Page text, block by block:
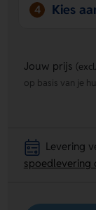
4 Kies
Jouw prijs
op basis van je
Levering
spoedlevering